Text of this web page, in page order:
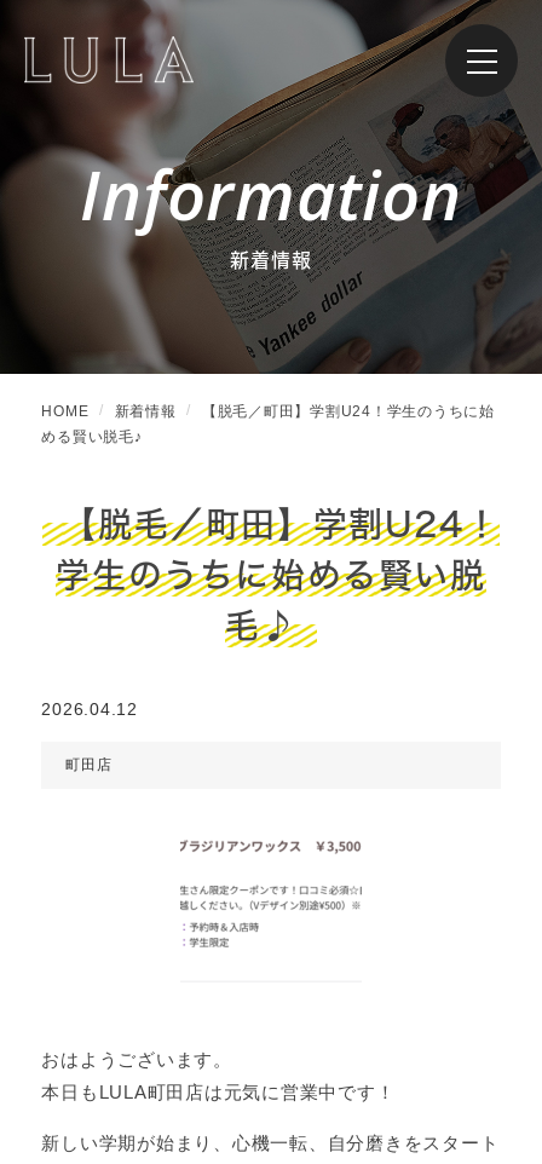
Information
新着情報
HOME 新着情報
【脱毛／町田】学割U24！学生のうちに始
める賢い脱毛♪
【脱毛／町田】学割U24！
学生のうちに始める賢い脱
毛♪
2026.04.12
町田店
おはようございます。
本日もLULA町田店は元気に営業中です！
新しい学期が始まり、心機一転、自分磨きをスタート